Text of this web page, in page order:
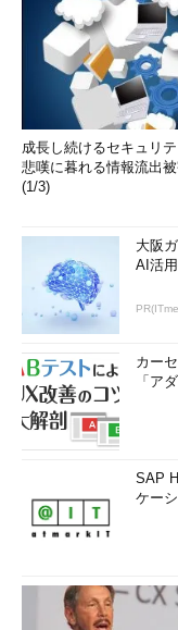
成長し続けるセキュリ
悲嘆に暮れる情報流出
(1/3)
大阪
AI活
カー
「ア
SAP
ケー